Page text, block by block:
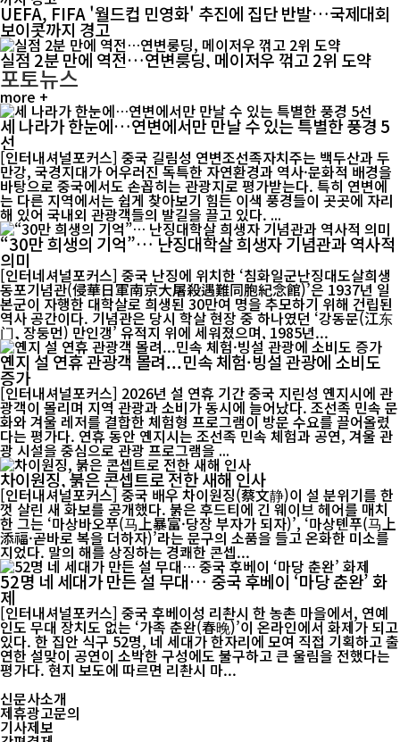
UEFA, FIFA '월드컵 민영화' 추진에 집단 반발…국제대회
보이콧까지 경고
실점 2분 만에 역전…연변룽딩, 메이저우 꺾고 2위 도약
포토뉴스
more +
세 나라가 한눈에…연변에서만 만날 수 있는 특별한 풍경 5
선
[인터내셔널포커스] 중국 길림성 연변조선족자치주는 백두산과 두
만강, 국경지대가 어우러진 독특한 자연환경과 역사·문화적 배경을
바탕으로 중국에서도 손꼽히는 관광지로 평가받는다. 특히 연변에
는 다른 지역에서는 쉽게 찾아보기 힘든 이색 풍경들이 곳곳에 자리
해 있어 국내외 관광객들의 발길을 끌고 있다. ...
“30만 희생의 기억”… 난징대학살 희생자 기념관과 역사적
의미
[인터네셔널포커스] 중국 난징에 위치한 ‘침화일군난징대도살희생
동포기념관(侵華日軍南京大屠殺遇難同胞紀念館)’은 1937년 일
본군이 자행한 대학살로 희생된 30만여 명을 추모하기 위해 건립된
역사 공간이다. 기념관은 당시 학살 현장 중 하나였던 ‘강동문(江东
门, 장둥먼) 만인갱’ 유적지 위에 세워졌으며, 1985년...
옌지 설 연휴 관광객 몰려...민속 체험·빙설 관광에 소비도
증가
[인터내셔널포커스] 2026년 설 연휴 기간 중국 지린성 옌지시에 관
광객이 몰리며 지역 관광과 소비가 동시에 늘어났다. 조선족 민속 문
화와 겨울 레저를 결합한 체험형 프로그램이 방문 수요를 끌어올렸
다는 평가다. 연휴 동안 옌지시는 조선족 민속 체험과 공연, 겨울 관
광 시설을 중심으로 관광 프로그램을 ...
차이원징, 붉은 콘셉트로 전한 새해 인사
[인터내셔널포커스] 중국 배우 차이원징(蔡文静)이 설 분위기를 한
껏 살린 새 화보를 공개했다. 붉은 후드티에 긴 웨이브 헤어를 매치
한 그는 ‘마상바오푸(马上暴富·당장 부자가 되자)’, ‘마상톈푸(马上
添福·곧바로 복을 더하자)’라는 문구의 소품을 들고 온화한 미소를
지었다. 말의 해를 상징하는 경쾌한 콘셉...
52명 네 세대가 만든 설 무대… 중국 후베이 ‘마당 춘완’ 화
제
[인터내셔널포커스] 중국 후베이성 리촨시 한 농촌 마을에서, 연예
인도 무대 장치도 없는 ‘가족 춘완(春晚)’이 온라인에서 화제가 되고
있다. 한 집안 식구 52명, 네 세대가 한자리에 모여 직접 기획하고 출
연한 설맞이 공연이 소박한 구성에도 불구하고 큰 울림을 전했다는
평가다. 현지 보도에 따르면 리촨시 마...
신문사소개
제휴광고문의
기사제보